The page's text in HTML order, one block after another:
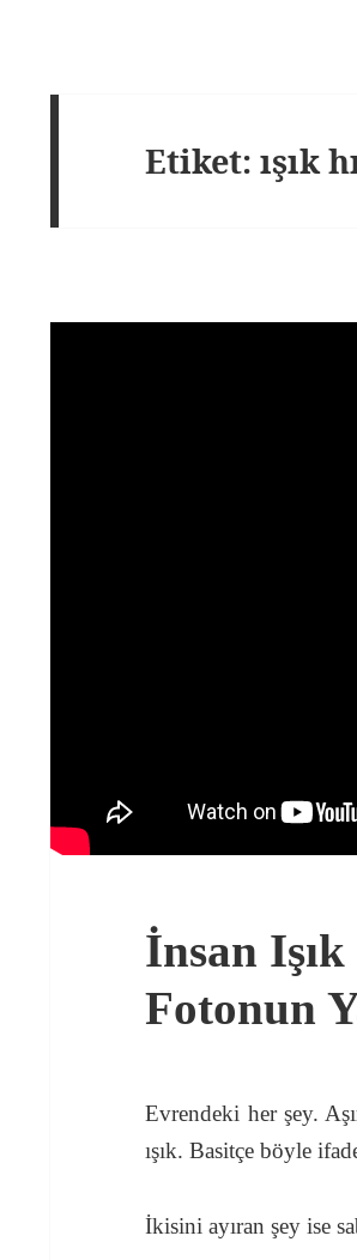
Etiket:ışık
İnsan
Fotonun
Evrendeki her şey.
ışık. Basitçe böyle
İkisini ayıran şey ise